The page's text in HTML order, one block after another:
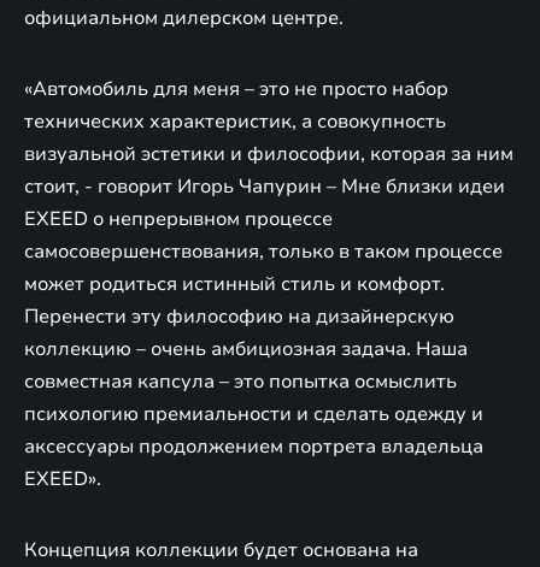
официальном дилерском центре.
«Автомобиль для меня – это не просто набор
технических характеристик, а совокупность
визуальной эстетики и философии, которая за ним
стоит, - говорит Игорь Чапурин – Мне близки идеи
EXEED о непрерывном процессе
самосовершенствования, только в таком процессе
может родиться истинный стиль и комфорт.
Перенести эту философию на дизайнерскую
коллекцию – очень амбициозная задача. Наша
совместная капсула – это попытка осмыслить
психологию премиальности и сделать одежду и
аксессуары продолжением портрета владельца
EXEED».
Концепция коллекции будет основана на